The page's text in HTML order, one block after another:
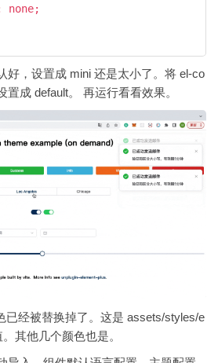
none;
好，设置成 mini 还是太小了。将 el-co
置成 default。 再运行看看效果。
已经被替换掉了。这是 assets/styles/e
其他几个颜色也是。